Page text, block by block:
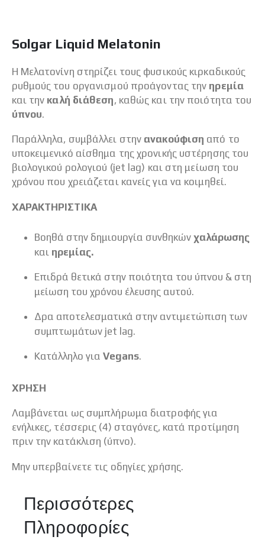
Solgar Liquid Melatonin
Η Μελατονίνη στηρίζει τους φυσικούς κιρκαδικούς
ρυθμούς του οργανισμού προάγοντας την ηρεμία
και την καλή διάθεση, καθώς και την ποιότητα του
ύπνου.
Παράλληλα, συμβάλλει στην ανακούφιση από το
υποκειμενικό αίσθημα της χρονικής υστέρησης του
βιολογικού ρολογιού (jet lag) και στη μείωση του
χρόνου που χρειάζεται κανείς για να κοιμηθεί.
ΧΑΡΑΚΤΗΡΙΣΤΙΚΑ
Βοηθά στην δημιουργία συνθηκών χαλάρωσης
και ηρεμίας.
Επιδρά θετικά στην ποιότητα του ύπνου & στη
μείωση του χρόνου έλευσης αυτού.
Δρα αποτελεσματικά στην αντιμετώπιση των
συμπτωμάτων jet lag.
Κατάλληλο για Vegans.
XΡΗΣΗ
Λαμβάνεται ως συμπλήρωμα διατροφής για
ενήλικες, τέσσερις (4) σταγόνες, κατά προτίμηση
πριν την κατάκλιση (ύπνο).
Μην υπερβαίνετε τις οδηγίες χρήσης.
Περισσότερες
Πληροφορίες